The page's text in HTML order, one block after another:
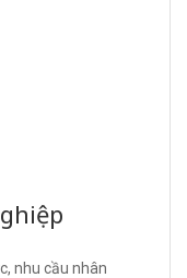
nhu cầu nhân